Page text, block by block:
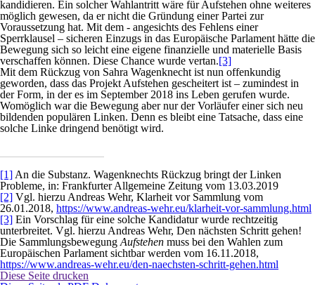
kandidieren. Ein solcher Wahlantritt wäre für Aufstehen ohne weiteres
möglich gewesen, da er nicht die Gründung einer Partei zur
Voraussetzung hat. Mit dem - angesichts des Fehlens einer
Sperrklausel – sicheren Einzugs in das Europäische Parlament hätte die
Bewegung sich so leicht eine eigene finanzielle und materielle Basis
verschaffen können. Diese Chance wurde vertan.[3]
Mit dem Rückzug von Sahra Wagenknecht ist nun offenkundig
geworden, dass das Projekt Aufstehen gescheitert ist – zumindest in
der Form, in der es im September 2018 ins Leben gerufen wurde.
Womöglich war die Bewegung aber nur der Vorläufer einer sich neu
bildenden populären Linken. Denn es bleibt eine Tatsache, dass eine
solche Linke dringend benötigt wird.
[1] An die Substanz. Wagenknechts Rückzug bringt der Linken
Probleme, in: Frankfurter Allgemeine Zeitung vom 13.03.2019
[2] Vgl. hierzu Andreas Wehr, Klarheit vor Sammlung vom
26.01.2018, https://www.andreas-wehr.eu/klarheit-vor-sammlung.html
[3] Ein Vorschlag für eine solche Kandidatur wurde rechtzeitig
unterbreitet. Vgl. hierzu Andreas Wehr, Den nächsten Schritt gehen!
Die Sammlungsbewegung Aufstehen muss bei den Wahlen zum
Europäischen Parlament sichtbar werden vom 16.11.2018,
https://www.andreas-wehr.eu/den-naechsten-schritt-gehen.html
Diese Seite drucken